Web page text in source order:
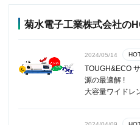
菊水電子工業株式会社の
2024/05/14
TOUGH&ECO
源の最適解 !
大容量ワイドレ